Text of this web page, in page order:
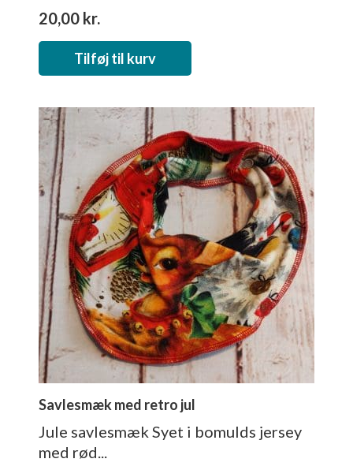
20,00 kr.
Tilføj til kurv
Savlesmæk med retro jul
Jule savlesmæk Syet i bomulds jersey
med rød...